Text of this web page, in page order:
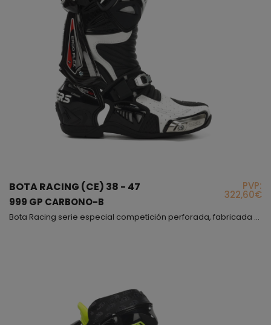
BOTA RACING (CE) 38 - 47
999 GP CARBONO-B
PVP:
322,60€
Bota Racing serie especial competición perforada, fabricada por nosotros en España, este es nuestro modelo de gama alta, el que usan nuestros pilotos, este modelo nació en nuestra fabrica y una vez finalizado se entregó a los pilotos para que ellos mismos la testaran, fuimos siguiendo sus indicaciones e hicimos todas las modificaciones y cambios necesarios hasta conseguir una bota perfecta, cómoda y muy segura, podríamos decir que esta bota cuando te la pones sientes...